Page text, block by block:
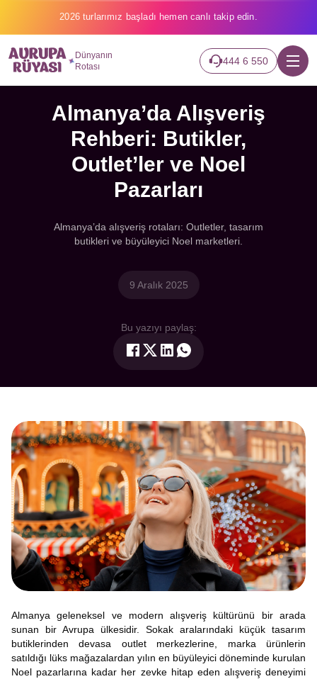
2026 turlarımız başladı hemen canlı takip edin.
Dünyanın
Rotası
444 6 550
Almanya’da Alışveriş
Rehberi: Butikler,
Outlet’ler ve Noel
Pazarları
Almanya’da alışveriş rotaları: Outletler, tasarım
butikleri ve büyüleyici Noel marketleri.
9 Aralık 2025
Bu yazıyı paylaş:
Almanya geleneksel ve modern alışveriş kültürünü bir arada
sunan bir Avrupa ülkesidir. Sokak aralarındaki küçük tasarım
butiklerinden devasa outlet merkezlerine, marka ürünlerin
satıldığı lüks mağazalardan yılın en büyüleyici döneminde kurulan
Noel pazarlarına kadar her zevke hitap eden alışveriş deneyimi